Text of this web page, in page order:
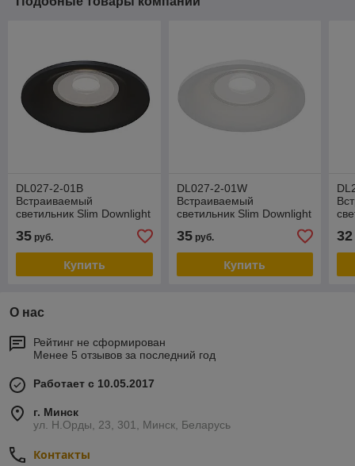
DL027-2-01B
Встраиваемый
светильник Slim Downlight
35 руб.
Купить
DL027-2-01W
Встраиваемый
светильник Slim Downlight
35руб.
Купить
32
О нас
Рейтинг не сформирован
Менее 5 отзывов за последний год
Работает с 10.05.2017
г. Минск
ул. Н.Орды, 23, 301, Минск, Беларусь
Контакты